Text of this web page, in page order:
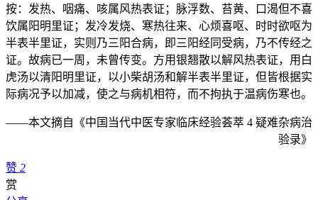
按：发热、咽痛、咳属风热表证；脉浮数、苔黄、口渴但不喜
饮属阳明里证；发冷发烧、寒热往来、心烦喜呕、时时欲呕为
半表半里证，实则乃三阳合病，即三阳经同受病，乃不传经之
证。故病已一周，未曾传变。方用银翘散以解风热表证，用白
虎汤以清阳明里证，以小柴胡汤和解半表半里证，但皆根据实
际病况予以加减，使之与病机相符，而不拘执于温病伤寒也。
——本文摘自《中国当代中医专家临床经验荟萃 4 疑难杂病治
验录》
赞 2
赏